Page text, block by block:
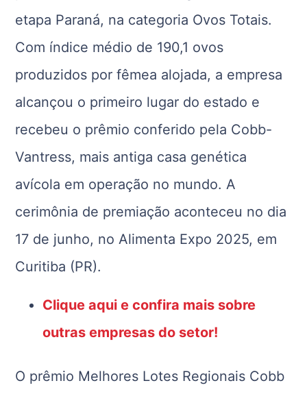
etapa Paraná, na categoria Ovos Totais.
Com índice médio de 190,1 ovos
produzidos por fêmea alojada, a empresa
alcançou o primeiro lugar do estado e
recebeu o prêmio conferido pela Cobb-
Vantress, mais antiga casa genética
avícola em operação no mundo. A
cerimônia de premiação aconteceu no dia
17 de junho, no Alimenta Expo 2025, em
Curitiba (PR).
Clique aqui e confira mais sobre
outras empresas do setor!
O prêmio Melhores Lotes Regionais Cobb